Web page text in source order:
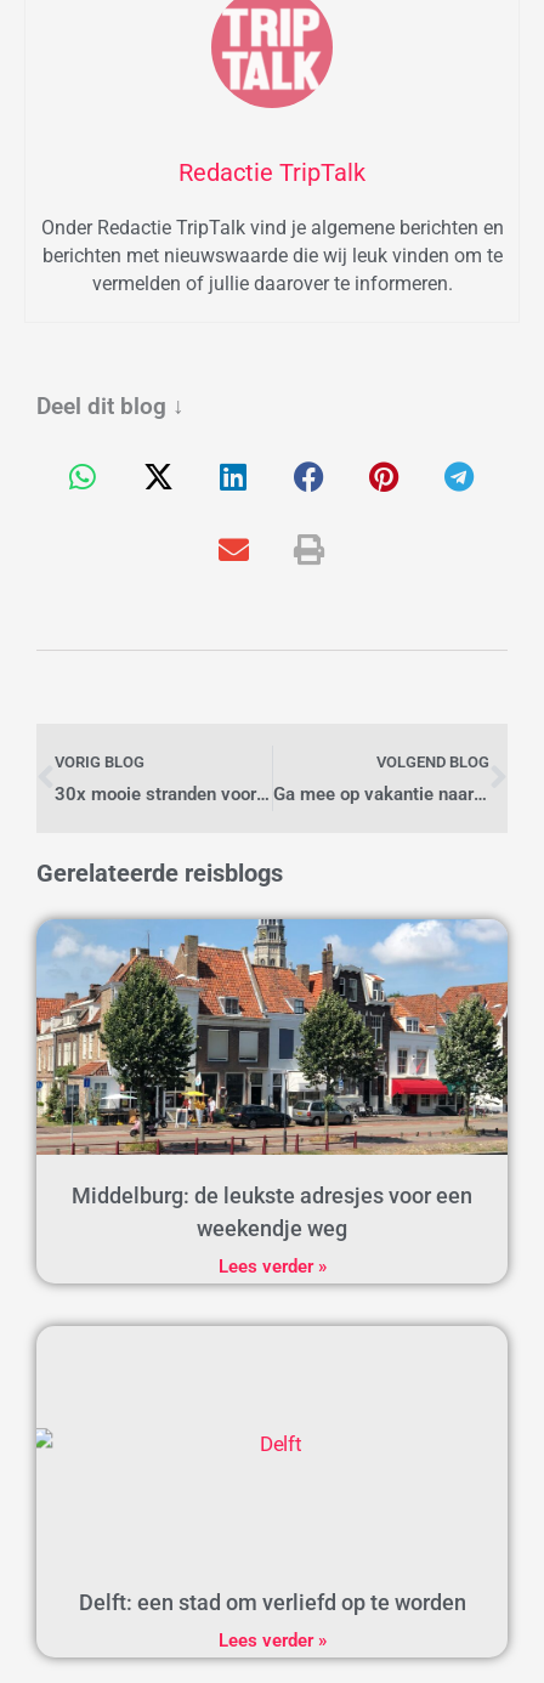
Redactie TripTalk
Onder Redactie TripTalk vind je algemene berichten en
berichten met nieuwswaarde die wij leuk vinden om te
vermelden of jullie daarover te informeren.
Deel dit blog ↓
VORIG BLOG
30x mooie stranden voor een ultieme strandvakantie!
VOLGEND BLOG
Ga mee op vakantie naar Formentera: het kleine zusje van Ibiza
Gerelateerde reisblogs
Middelburg: de leukste adresjes voor een
weekendje weg
Lees verder »
Delft: een stad om verliefd op te worden
Lees verder »